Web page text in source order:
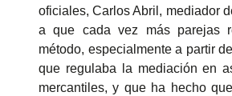
oficiales, Carlos Abril, mediador
a que cada vez más parejas
método, especialmente a partir
que regulaba la mediación en
mercantiles, y que ha hecho